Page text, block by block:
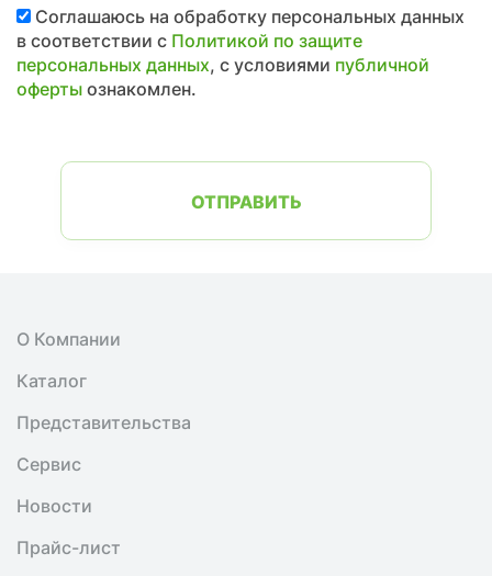
Соглашаюсь на обработку персональных данных
в соответствии с Политикой по защите
персональных данных, с условиями публичной
офертыознакомлен.
ОТПРАВИТЬ
О Компании
Каталог
Представительства
Сервис
Новости
Прайс-лист